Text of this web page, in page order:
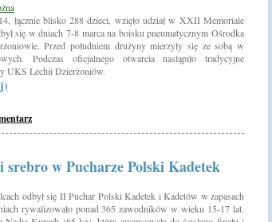
łącznie blisko 288 dzieci, wzięło udział w XXII Memoriale
się w dniach 7-8 marca na boisku pneumatycznym Ośrodka
Przed południem drużyny mierzyły się ze sobą w
Podczas oficjalnego otwarcia nastąpiło tradycyjne
UKS Lechii Dzierżoniów.
srebro w Pucharze Polski Kadetek
odbył się II Puchar Polski Kadetek i Kadetów w zapasach
rywalizowało ponad 365 zawodników w wieku 15-17 lat.